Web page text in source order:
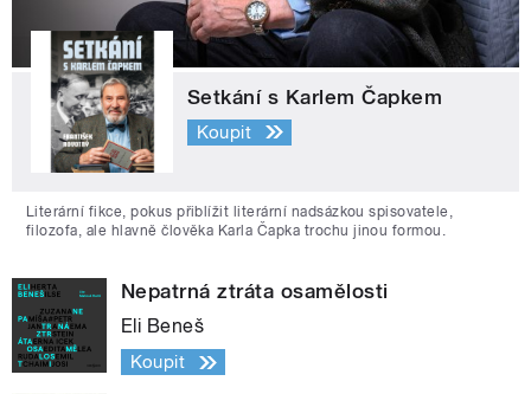
Setkání s Karlem Čapkem
Koupit
Literární fikce, pokus přiblížit literární nadsázkou spisovatele,
filozofa, ale hlavně člověka Karla Čapka trochu jinou formou.
Nepatrná ztráta osamělosti
Eli Beneš
Koupit